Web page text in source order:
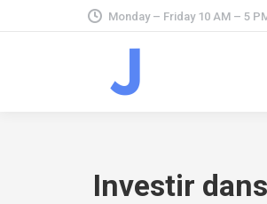
Monday – Friday 10 AM – 5
Investir